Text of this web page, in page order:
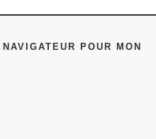
POUR MON